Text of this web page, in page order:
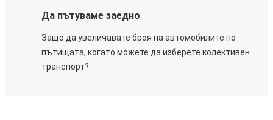
Да пътуваме заедно
Защо да увеличавате броя на автомобилите по
пътищата, когато можете да изберете колективен
транспорт?